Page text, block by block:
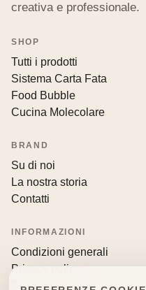
creativa e professionale.
SHOP
Tutti i prodotti
Sistema Carta Fata
Food Bubble
Cucina Molecolare
BRAND
Su di noi
La nostra storia
Contatti
INFORMAZIONI
Condizioni generali
Privacy policy
Resi e recessi